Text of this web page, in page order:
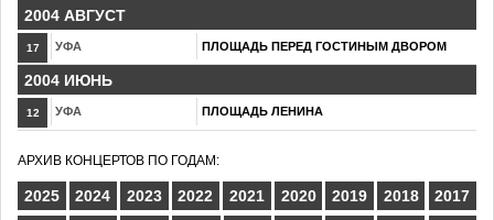
2004 АВГУСТ
17 УФА ПЛОЩАДЬ ПЕРЕД ГОСТИНЫМ ДВОРОМ
2004 ИЮНЬ
12 УФА ПЛОЩАДЬ ЛЕНИНА
АРХИВ КОНЦЕРТОВ ПО ГОДАМ:
2025 2024 2023 2022 2021 2020 2019 2018
2017